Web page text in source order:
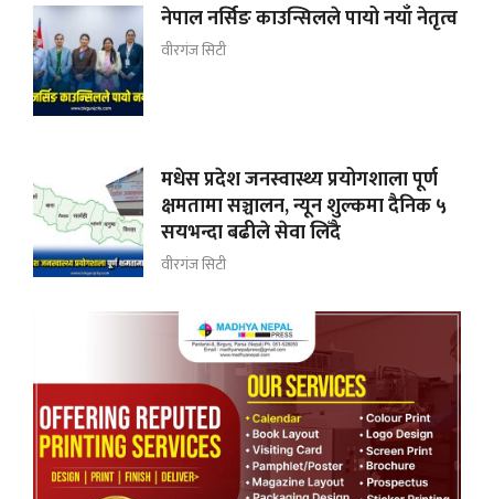
नेपाल नर्सिङ काउन्सिलले पायो नयाँ नेतृत्व
वीरगंज सिटी
मधेस प्रदेश जनस्वास्थ्य प्रयोगशाला पूर्ण
क्षमतामा सञ्चालन, न्यून शुल्कमा दैनिक ५
सयभन्दा बढीले सेवा लिँदै
वीरगंज सिटी